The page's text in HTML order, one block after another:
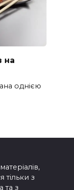
на
однією
тільки з
та з